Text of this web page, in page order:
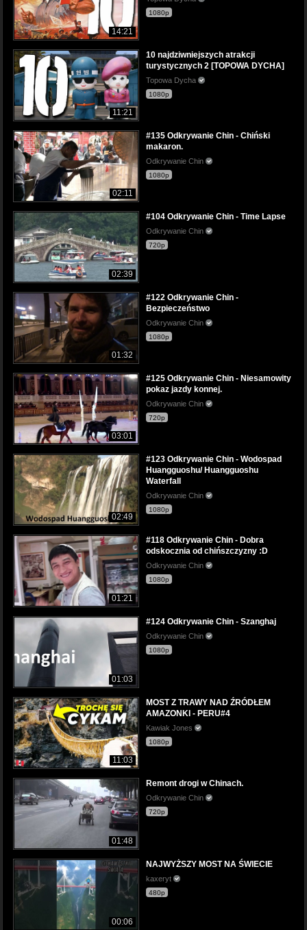
14:21
1080p
11:21
10 najdziwniejszych atrakcji
turystycznych 2 [TOPOWA DYCHA]
Topowa Dycha
1080p
02:11
#135 Odkrywanie Chin - Chiński
makaron.
Odkrywanie Chin
1080p
02:39
#104 Odkrywanie Chin - Time Lapse
Odkrywanie Chin
720p
01:32
#122 Odkrywanie Chin -
Bezpieczeństwo
Odkrywanie Chin
1080p
03:01
#125 Odkrywanie Chin - Niesamowity
pokaz jazdy konnej.
Odkrywanie Chin
720p
02:49
#123 Odkrywanie Chin - Wodospad
Huangguoshu/ Huangguoshu
Waterfall
Odkrywanie Chin
1080p
01:21
#118 Odkrywanie Chin - Dobra
odskocznia od chińszczyzny :D
Odkrywanie Chin
1080p
01:03
#124 Odkrywanie Chin - Szanghaj
Odkrywanie Chin
1080p
11:03
MOST Z TRAWY NAD ŹRÓDŁEM
AMAZONKI - PERU#4
Kawiak Jones
1080p
01:48
Remont drogi w Chinach.
Odkrywanie Chin
720p
00:06
NAJWYŻSZY MOST NA ŚWIECIE
kaxeryt
480p